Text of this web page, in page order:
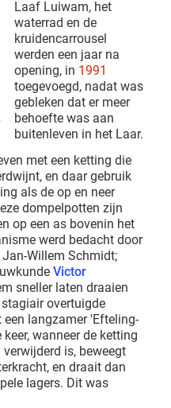
Laaf Luiwam, het
waterrad en de
kruidencarrousel
werden een jaar na
opening, in 1991
toegevoegd, nadat was
gebleken dat er meer
behoefte was aan
buitenleven in het Laar.
met een ketting die
en daar gebruik
als de op en neer
dompelpotten zijn
op een as bovenin het
werd bedacht door
Willem Schmidt;
Victor
sneller laten draaien
overtuigde
langzamer 'Efteling-
wanneer de ketting
is, beweegt
en draait dan
lagers. Dit was